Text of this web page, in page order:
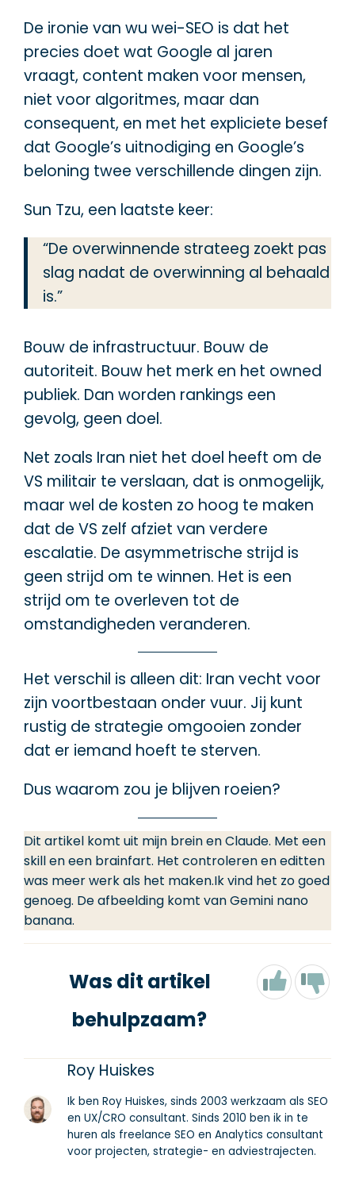
De ironie van wu wei-SEO is dat het
precies doet wat Google al jaren
vraagt, content maken voor mensen,
niet voor algoritmes, maar dan
consequent, en met het expliciete besef
dat Google’s uitnodiging en Google’s
beloning twee verschillende dingen zijn.
Sun Tzu, een laatste keer:
“De overwinnende strateeg zoekt pas
slag nadat de overwinning al behaald
is.”
Bouw de infrastructuur. Bouw de
autoriteit. Bouw het merk en het owned
publiek. Dan worden rankings een
gevolg, geen doel.
Net zoals Iran niet het doel heeft om de
VS militair te verslaan, dat is onmogelijk,
maar wel de kosten zo hoog te maken
dat de VS zelf afziet van verdere
escalatie. De asymmetrische strijd is
geen strijd om te winnen. Het is een
strijd om te overleven tot de
omstandigheden veranderen.
Het verschil is alleen dit: Iran vecht voor
zijn voortbestaan onder vuur. Jij kunt
rustig de strategie omgooien zonder
dat er iemand hoeft te sterven.
Dus waarom zou je blijven roeien?
Dit artikel komt uit mijn brein en Claude. Met een
skill en een brainfart. Het controleren en editten
was meer werk als het maken.Ik vind het zo goed
genoeg. De afbeelding komt van Gemini nano
banana.
Was dit artikel
behulpzaam?
Roy Huiskes
Ik ben Roy Huiskes, sinds 2003 werkzaam als SEO
en UX/CRO consultant. Sinds 2010 ben ik in te
huren als freelance SEO en Analytics consultant
voor projecten, strategie- en adviestrajecten.